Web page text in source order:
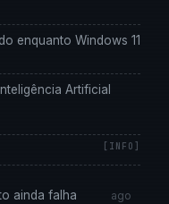
enquanto Windows 11
Artificial
ainda falha
ago